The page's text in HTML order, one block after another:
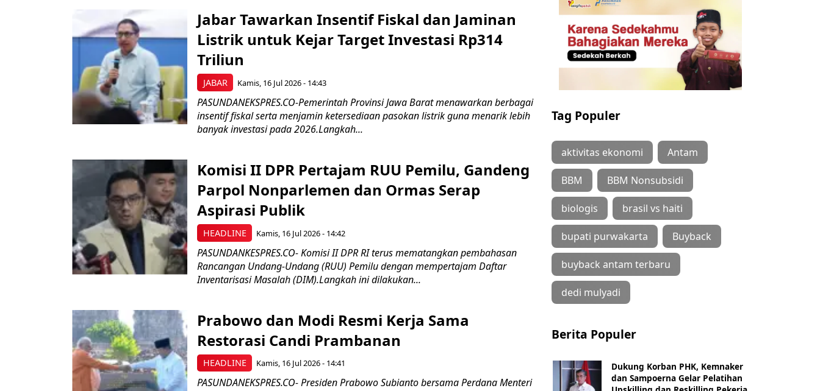
JABAR
Jabar Tawarkan Insentif Fiskal dan Jaminan
Listrik untuk Kejar Target Investasi Rp314
Triliun
Kamis, 16 Jul 2026 - 14:43
PASUNDANEKSPRES.CO-Pemerintah Provinsi Jawa Barat menawarkan berbagai
insentif fiskal serta menjamin ketersediaan pasokan listrik guna menarik lebih
banyak investasi pada 2026.Langkah...
HEADLINE
Komisi II DPR Pertajam RUU Pemilu, Gandeng
Parpol Nonparlemen dan Ormas Serap
Aspirasi Publik
Kamis, 16 Jul 2026 - 14:42
PASUNDANKESPRES.CO- Komisi II DPR RI terus mematangkan pembahasan
Rancangan Undang-Undang (RUU) Pemilu dengan mempertajam Daftar
Inventarisasi Masalah (DIM).Langkah ini dilakukan...
HEADLINE
Prabowo dan Modi Resmi Kerja Sama
Restorasi Candi Prambanan
Kamis, 16 Jul 2026 - 14:41
PASUNDANEKSPRES.CO- Presiden Prabowo Subianto bersama Perdana Menteri
Tag Populer
aktivitas ekonomi Antam
BBM BBM Nonsubsidi
biologis brasil vs haiti
bupati purwakarta Buyback
buyback antam terbaru
dedi mulyadi
Berita Populer
Dukung Korban PHK, Kemnaker
dan Sampoerna Gelar Pelatihan